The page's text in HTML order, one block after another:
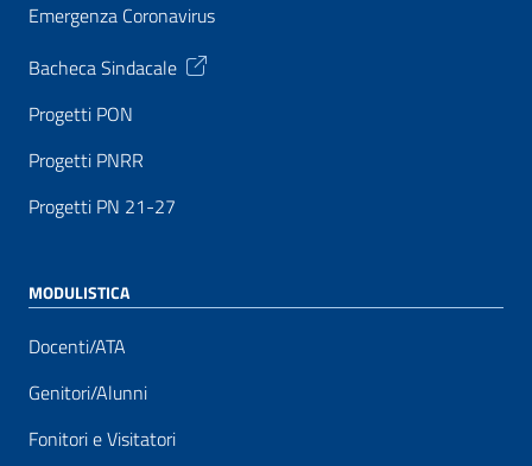
Emergenza Coronavirus
Bacheca Sindacale
Progetti PON
Progetti PNRR
Progetti PN 21-27
MODULISTICA
Docenti/ATA
Genitori/Alunni
Fonitori e Visitatori